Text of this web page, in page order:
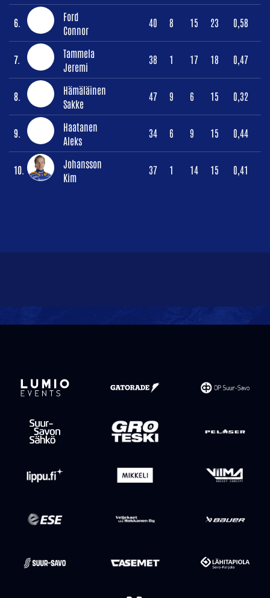
6.
Ford
Connor
40 8 15 23 0,58
7.
Tammela
Jeremi
38 1 17 18 0,47
8.
Hämäläinen
Sakke
47 9 6 15 0,32
9.
Haatanen
Aleks
34 6 9 15 0,44
10.
Johansson
Kim
37 1 14 15 0,41